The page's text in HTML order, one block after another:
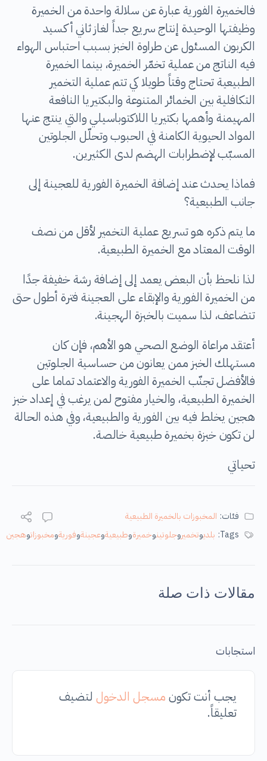
فالخميرة الفورية عبارة عن سلالة واحدة من الخميرة
وظيفتها الوحيدة إنتاج سريع جداً لغاز ثاني أكسيد
الكربون المسئول عن طراوة الخبز بسبب احتباس الهواء
فيه الناتج من عملية تخمّر الخميرة، بينما الخميرة
الطبيعية تحتاج وقتاً طويلا كي تتم عملية التخمير
التكافلية بين الخمائر المتنوعة والبكتيريا النافعة
المهيمنة وأهمها بكتيريا اللاكتوباسيلي والتي ينتج عنها
المواد الحيوية الكامنة في الحبوب وتحلّل الجلوتين
المسبّب لإضطرابات الهضم لدى الكثيرين.
فماذا يحدث عند إضافة الخميرة الفورية للعجينة إلى
جانب الطبيعية؟
ما يتم ذكره هو تسريع عملية التخمير لأقل من نصف
الوقت المعتاد مع الخميرة الطبيعية.
لذا نلحظ بأن البعض يعمد إلى إضافة رشة خفيفة جدًا
من الخميرة الفورية والإبقاء على العجينة فترة أطول حتى
تتضاعف، لذا سميت بالخبزة الهجينة.
أعتقد مراعاة الوضع الصحي هو الأهم، فإن كان
مستهلك الخبز ممن يعانون من حساسية الجلوتين
فالأفضل تجنّب الخميرة الفورية والاعتماد تماما على
الخميرة الطبيعية، والخيار مفتوح لمن يرغب في إعداد خبز
هجين يخلط فيه بين الفورية والطبيعية، وفي هذه الحالة
لن تكون خبزة بخميرة طبيعية خالصة.
تحياتي
فئات: المخبوزات بالخميرة الطبيعية
Tags: بلديوتخميروجلوتينوخميرةوطبيعيةوعجينةوفوريةومخبوزاتوهجين
مقالات ذات صلة
استجابات
يجب أنت تكون مسجل الدخول لتضيف
تعليقاً.